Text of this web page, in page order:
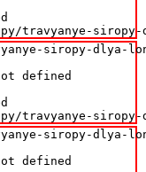
travyanye-
siropy-dlya-
defined
travyanye-
siropy-dlya-
defined